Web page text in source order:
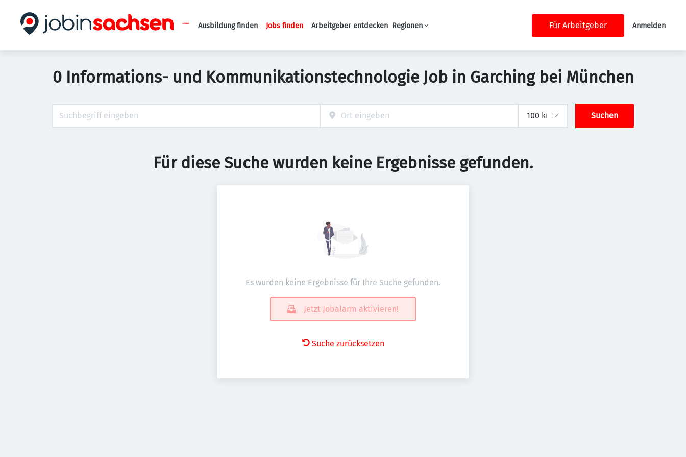
Haupt-Navigation
Ausbildung finden Jobs finden Arbeitgeber entdecken Regionen Für Arbeitgeber Anmelden
0 Informations- und Kommunikationstechnologie Job in Garching bei München
Suchen
Für diese Suche wurden keine Ergebnisse gefunden.
Es wurden keine Ergebnisse für Ihre Suche gefunden.
Jetzt Jobalarm aktivieren!
Suche zurücksetzen